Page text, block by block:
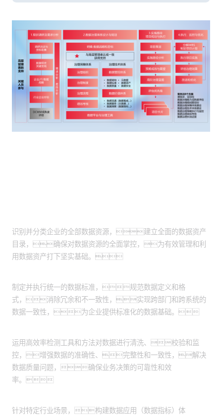
识别并分类企业的全部数据资源，建立全面的数据资产
目录，确保对数据资源的全面掌控，为有效管理和利
用数据资产打下坚实基础。
制定并执行统一的数据标准，规范数据定义和格
式，消除冗余和不一致性，实现跨部门和跨系统的
数据一致性，为企业提供标准化的数据基础。
运用高效率检测工具和方法对数据进行清洗、校验和监
控，增强数据的准确性、完整性和一致性，解决
数据质量问题，确保业务决策的可靠性和效
率。
针对特定行业场景，构建数据应用（数据指标）体